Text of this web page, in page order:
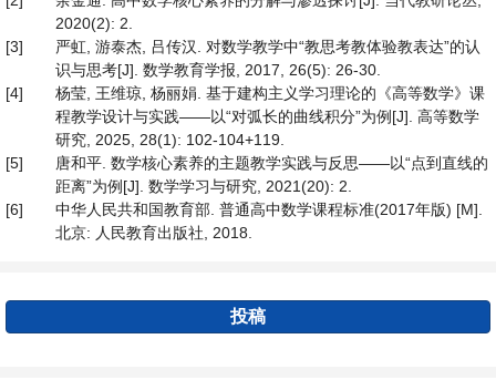
2020(2): 2.
[3]
严虹, 游泰杰, 吕传汉. 对数学教学中“教思考教体验教表达”的认
识与思考[J]. 数学教育学报, 2017, 26(5): 26-30.
[4]
杨莹, 王维琼, 杨丽娟. 基于建构主义学习理论的《高等数学》课
程教学设计与实践——以“对弧长的曲线积分”为例[J]. 高等数学
研究, 2025, 28(1): 102-104+119.
[5]
唐和平. 数学核心素养的主题教学实践与反思——以“点到直线的
距离”为例[J]. 数学学习与研究, 2021(20): 2.
[6]
中华人民共和国教育部. 普通高中数学课程标准(2017年版) [M].
北京: 人民教育出版社, 2018.
投稿